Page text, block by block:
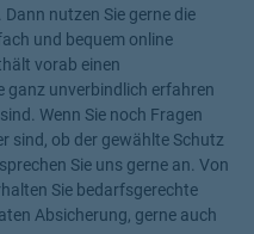
nutzen Sie gerne die
und bequem online
vorab einen
ganz unverbindlich erfahren
Wenn Sie noch Fragen
sind, ob der gewählte Schutz
Sie uns gerne an. Von
Sie bedarfsgerechte
Absicherung, gerne auch